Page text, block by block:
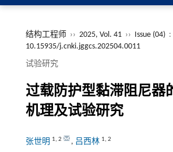
结构工程师 ›› 2025, Vol. 41 ›› Issue (04) :
10.15935/j.cnki.jggcs.202504.0011
试验研究
过载防护型黏滞阻尼器
机理及试验研究
张世明 1, 2 , 吕西林 1, 2